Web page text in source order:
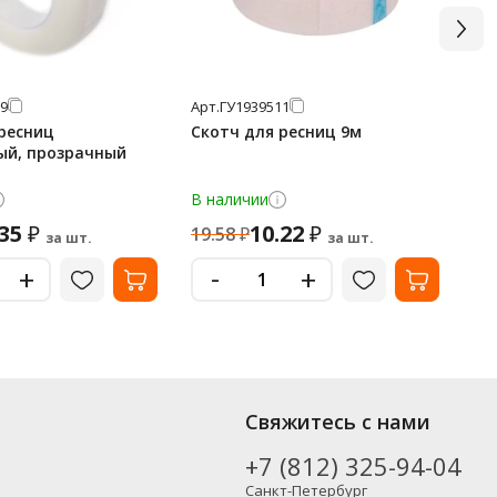
прозрачный
₽ за шт.
+
Арт.ГУ1939511
Скотч для ресниц 9м
В наличии
19.58₽10.22₽ за шт.
- +
Свяжитесь с нами
+7 (812) 325-94-04
Санкт-Петербург